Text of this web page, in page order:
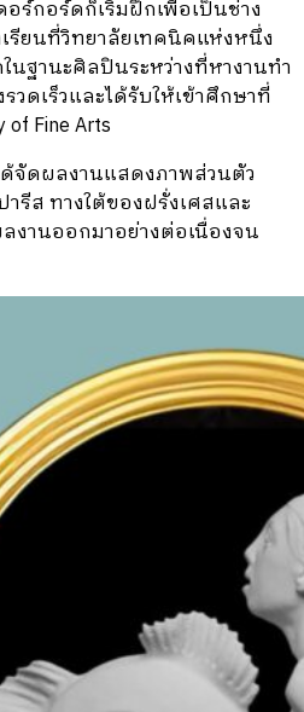
อร์กอร์ดก็เริ่มฝึกเพื่อเป็นช่าง
รียนที่วิทยาลัยเทคนิคแห่งหนึ่ง
นฐานะศิลปินระหว่างที่หางานทำ
วดเร็วและได้รับให้เข้าศึกษาที่
of Fine Arts
จัดผลงานแสดงภาพส่วนตัว
รีส ทางใต้ของฝรั่งเศสและ
งานออกมาอย่างต่อเนื่องจน